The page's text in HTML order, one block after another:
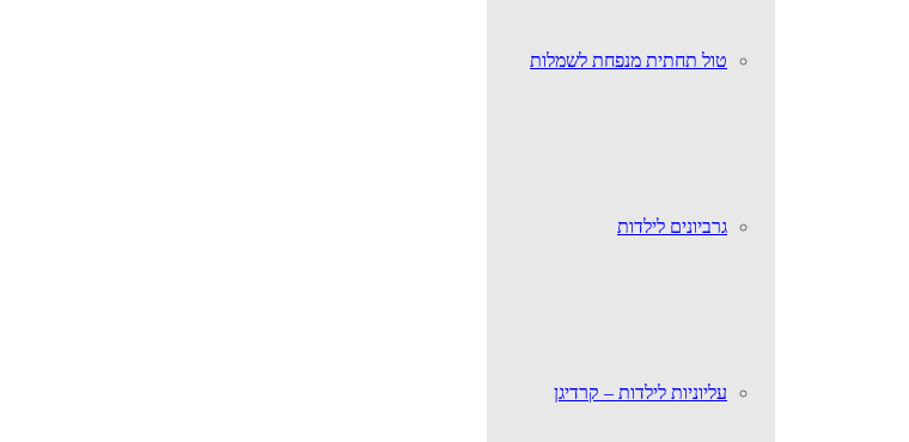
טול תחתית מנפחת לשמלות
גרביונים לילדות
עליוניות לילדות – קרדיגן